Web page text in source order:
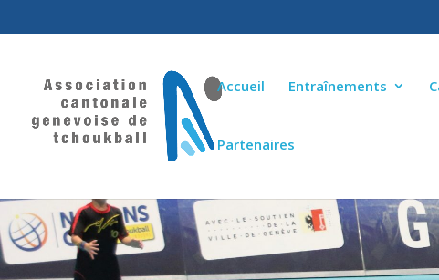
Accueil Entraînements
Partenaires